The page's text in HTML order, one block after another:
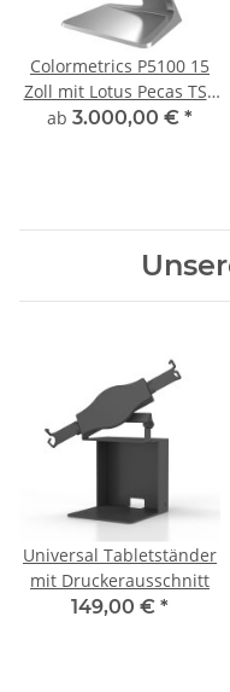
Colormetrics P5100 15
Zoll mit Lotus Pecas TSE
und Drucker
ab 3.000,00 € *
Universal Tabletständer
mit Druckerausschnitt
149,00 € *